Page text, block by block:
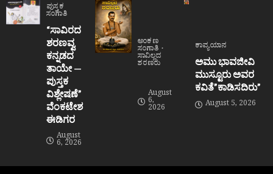
ಪುಸ್ತಕ
ಸಂಗಾತಿ
“ಸಾವಿರದ
ಶರಣವ್ವ
ಕನ್ನಡದ
ತಾಯೇ —
ಪುಸ್ತಕ
ವಿಶ್ಲೇಷಣೆ”
ವೆಂಕಟೇಶ
ಈಡಿಗರ
August
6, 2026
ಅಂಕಣ
ಸಂಗಾತಿ
ಸಾವಿಲ್ಲದ
ಶರಣರು
August
6,
2026
ಕಾವ್ಯಯಾನ
ಅಮು ಭಾವಜೀವಿ
ಮುಸ್ಟೂರು ಅವರ
ಕವಿತೆ”ಕಾಡಿಸದಿರು”
August 5, 2026